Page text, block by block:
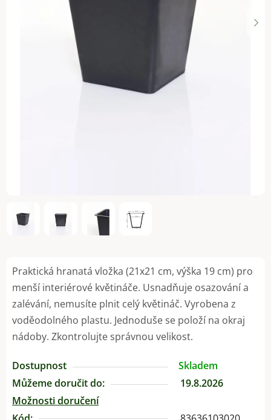
Praktická hranatá vložka (21x21 cm, výška 19 cm) pro
menší interiérové květináče. Usnadňuje osazování a
zalévání, nemusíte plnit celý květináč. Vyrobena z
voděodolného plastu. Jednoduše se položí na okraj
nádoby. Zkontrolujte správnou velikost.
Dostupnost
Skladem
Můžeme doručit do:
19.8.2026
Možnosti doručení